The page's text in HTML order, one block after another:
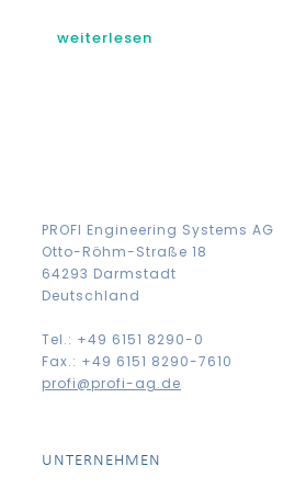
weiterlesen
PROFI Engineering Systems AG
Otto-Röhm-Straße 18
64293 Darmstadt
Deutschland
Tel.: +49 6151 8290-0
Fax.: +49 6151 8290-7610
profi@profi-ag.de
UNTERNEHMEN